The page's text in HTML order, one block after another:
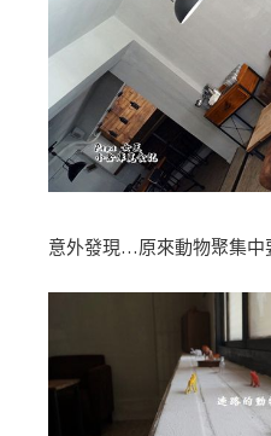
意外發現…原來動物聚集中